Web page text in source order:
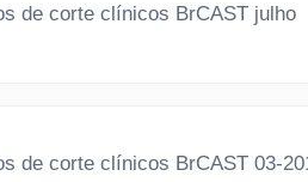
de corte clínicos BrCAST julho
de corte clínicos BrCAST 03-